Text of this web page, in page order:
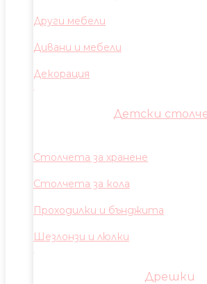
Други мебели
Дивани и мебели
Декорация
Детски
Столчета за хранене
Столчета за кола
Проходилки и бънджита
Шезлонзи и люлки
Дрешки